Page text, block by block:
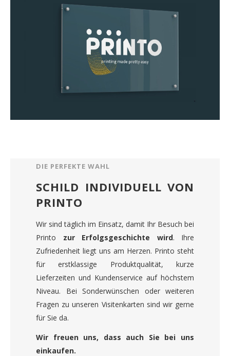
DIE PERFEKTE WAHL
SCHILD INDIVIDUELL VON
PRINTO
Wir sind täglich im Einsatz, damit Ihr Besuch bei
Printo zur Erfolgsgeschichte wird. Ihre
Zufriedenheit liegt uns am Herzen. Printo steht
für erstklassige Produktqualität, kurze
Lieferzeiten und Kundenservice auf höchstem
Niveau. Bei Sonderwünschen oder weiteren
Fragen zu unseren Visitenkarten sind wir gerne
für Sie da.
Wir freuen uns, dass auch Sie bei uns
einkaufen.